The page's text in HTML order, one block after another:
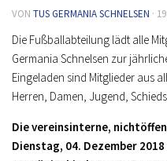
VON TUS GERMANIA SCHNELSEN ·
Die Fußballabteilung lädt alle
Germania Schnelsen zur
Eingeladen sind Mitglieder aus
Herren, Damen, Jugend,
Die vereinsinterne,
Dienstag, 04. Dezember